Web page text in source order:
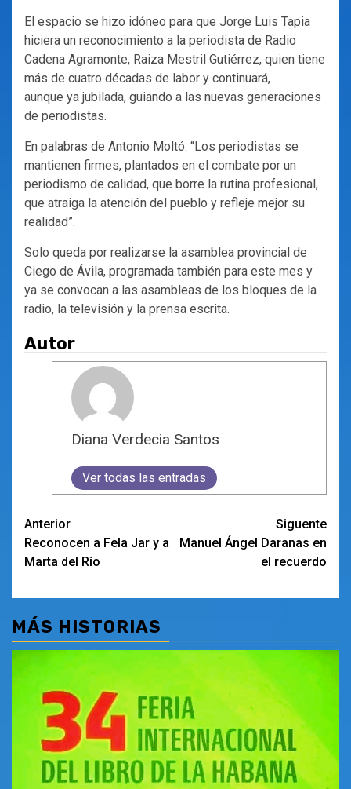
El espacio se hizo idóneo para que Jorge Luis Tapia
hiciera un reconocimiento a la periodista de Radio
Cadena Agramonte, Raiza Mestril Gutiérrez, quien tiene
más de cuatro décadas de labor y continuará,
aunque ya jubilada, guiando a las nuevas generaciones
de periodistas.
En palabras de Antonio Moltó: “Los periodistas se
mantienen firmes, plantados en el combate por un
periodismo de calidad, que borre la rutina profesional,
que atraiga la atención del pueblo y refleje mejor su
realidad”.
Solo queda por realizarse la asamblea provincial de
Ciego de Ávila, programada también para este mes y
ya se convocan a las asambleas de los bloques de la
radio, la televisión y la prensa escrita.
Autor
Diana Verdecia Santos
Ver todas las entradas
Navegación
de
Anterior
Reconocen a Fela Jar y a
Marta del Río
Siguente
Manuel Ángel Daranas en
el recuerdo
MÁS HISTORIAS